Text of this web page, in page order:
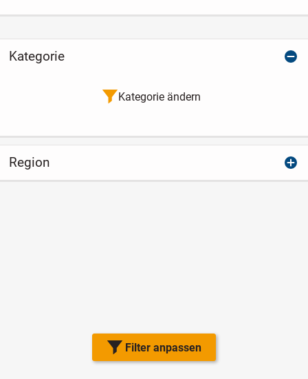
Filter anpassen
Kategorie
Kategorie ändern
Region